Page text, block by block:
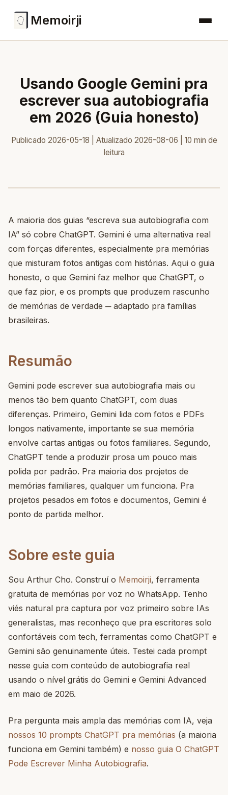
Memoirji
Usando Google Gemini pra
escrever sua autobiografia
em 2026 (Guia honesto)
Publicado 2026-05-18 | Atualizado 2026-08-06 | 10 min de
leitura
A maioria dos guias “escreva sua autobiografia com
IA” só cobre ChatGPT. Gemini é uma alternativa real
com forças diferentes, especialmente pra memórias
que misturam fotos antigas com histórias. Aqui o guia
honesto, o que Gemini faz melhor que ChatGPT, o
que faz pior, e os prompts que produzem rascunho
de memórias de verdade ─ adaptado pra famílias
brasileiras.
Resumão
Gemini pode escrever sua autobiografia mais ou
menos tão bem quanto ChatGPT, com duas
diferenças. Primeiro, Gemini lida com fotos e PDFs
longos nativamente, importante se sua memória
envolve cartas antigas ou fotos familiares. Segundo,
ChatGPT tende a produzir prosa um pouco mais
polida por padrão. Pra maioria dos projetos de
memórias familiares, qualquer um funciona. Pra
projetos pesados em fotos e documentos, Gemini é
ponto de partida melhor.
Sobre este guia
Sou Arthur Cho. Construí o Memoirji, ferramenta
gratuita de memórias por voz no WhatsApp. Tenho
viés natural pra captura por voz primeiro sobre IAs
generalistas, mas reconheço que pra escritores solo
confortáveis com tech, ferramentas como ChatGPT e
Gemini são genuinamente úteis. Testei cada prompt
nesse guia com conteúdo de autobiografia real
usando o nível grátis do Gemini e Gemini Advanced
em maio de 2026.
Pra pergunta mais ampla das memórias com IA, veja
nossos 10 prompts ChatGPT pra memórias (a maioria
funciona em Gemini também) e nosso guia O ChatGPT
Pode Escrever Minha Autobiografia.